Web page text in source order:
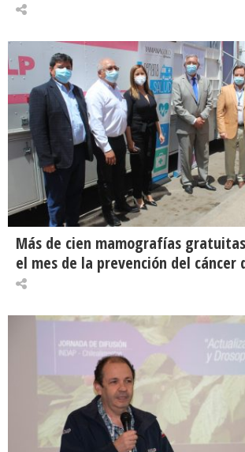
Más de cien mamografías
el mes de la prevención del cáncer